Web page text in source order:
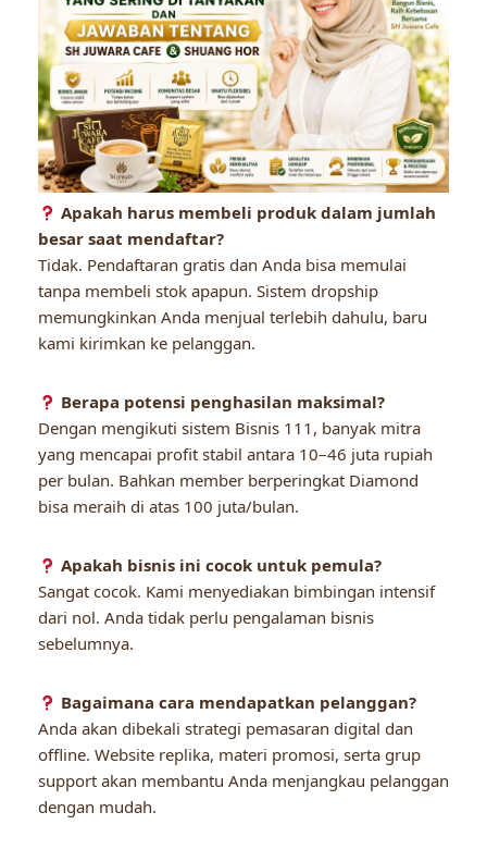
Apakah harus membeli produk dalam jumlah
besar saat mendaftar?
Tidak. Pendaftaran gratis dan Anda bisa memulai
tanpa membeli stok apapun. Sistem dropship
memungkinkan Anda menjual terlebih dahulu, baru
kami kirimkan ke pelanggan.
Berapa potensi penghasilan maksimal?
Dengan mengikuti sistem Bisnis 111, banyak mitra
yang mencapai profit stabil antara 10–46 juta rupiah
per bulan. Bahkan member berperingkat Diamond
bisa meraih di atas 100 juta/bulan.
Apakah bisnis ini cocok untuk pemula?
Sangat cocok. Kami menyediakan bimbingan intensif
dari nol. Anda tidak perlu pengalaman bisnis
sebelumnya.
Bagaimana cara mendapatkan pelanggan?
Anda akan dibekali strategi pemasaran digital dan
offline. Website replika, materi promosi, serta grup
support akan membantu Anda menjangkau pelanggan
dengan mudah.